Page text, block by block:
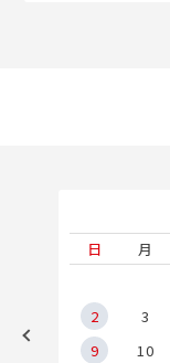
日
月
2
3
9
10